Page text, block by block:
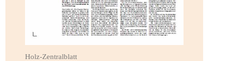
Holz-Zentralblatt